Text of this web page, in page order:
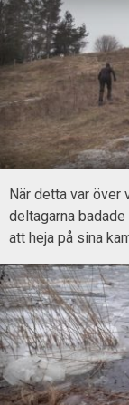
När detta var över
deltagarna
att heja på sina